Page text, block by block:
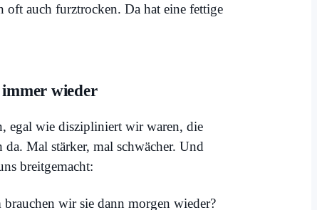
auch furztrocken. Da hat eine fettige
wieder
egal wie diszipliniert wir waren, die
Mal stärker, mal schwächer. Und
breitgemacht:
wir sie dann morgen wieder?